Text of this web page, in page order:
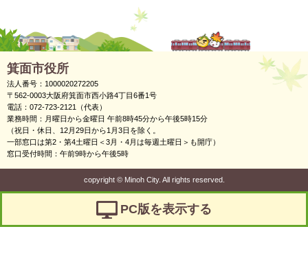
箕面市役所
法人番号：1000020272205
〒562-0003大阪府箕面市西小路4丁目6番1号
電話：072-723-2121（代表）
業務時間：月曜日から金曜日 午前8時45分から午後5時15分
（祝日・休日、12月29日から1月3日を除く。
一部窓口は第2・第4土曜日＜3月・4月は毎週土曜日＞も開庁）
窓口受付時間：午前9時から午後5時
copyright ©Minoh City. All rights reserved.
PC版を表示する